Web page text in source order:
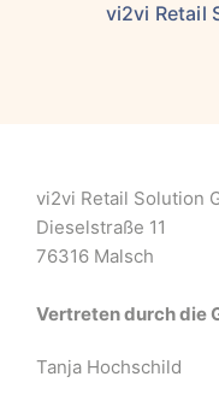
vi2vi Retail
vi2vi Retail Solution
Dieselstraße 11
76316 Malsch
Vertreten durch die
Tanja Hochschild